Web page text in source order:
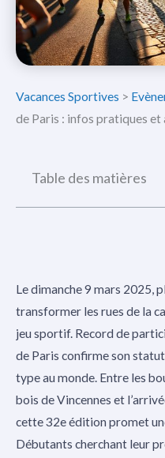
Vacances Sportives >
de Paris : infos pratiques
Table des matières
Le dimanche 9 mars 2025,
transformer les rues de la
jeu sportif. Record de
de Paris confirme son
type au monde. Entre les
bois de Vincennes et
cette 32e édition promet
Débutants cherchant leur